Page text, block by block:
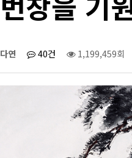
다연 40건 1,199,459회